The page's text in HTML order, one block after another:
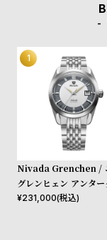
ールグループ』の
のライセンスを獲
Nivada Grenchen /
グレンヒェン アンター
ック 35mm グレイシ
¥231,000(税込)